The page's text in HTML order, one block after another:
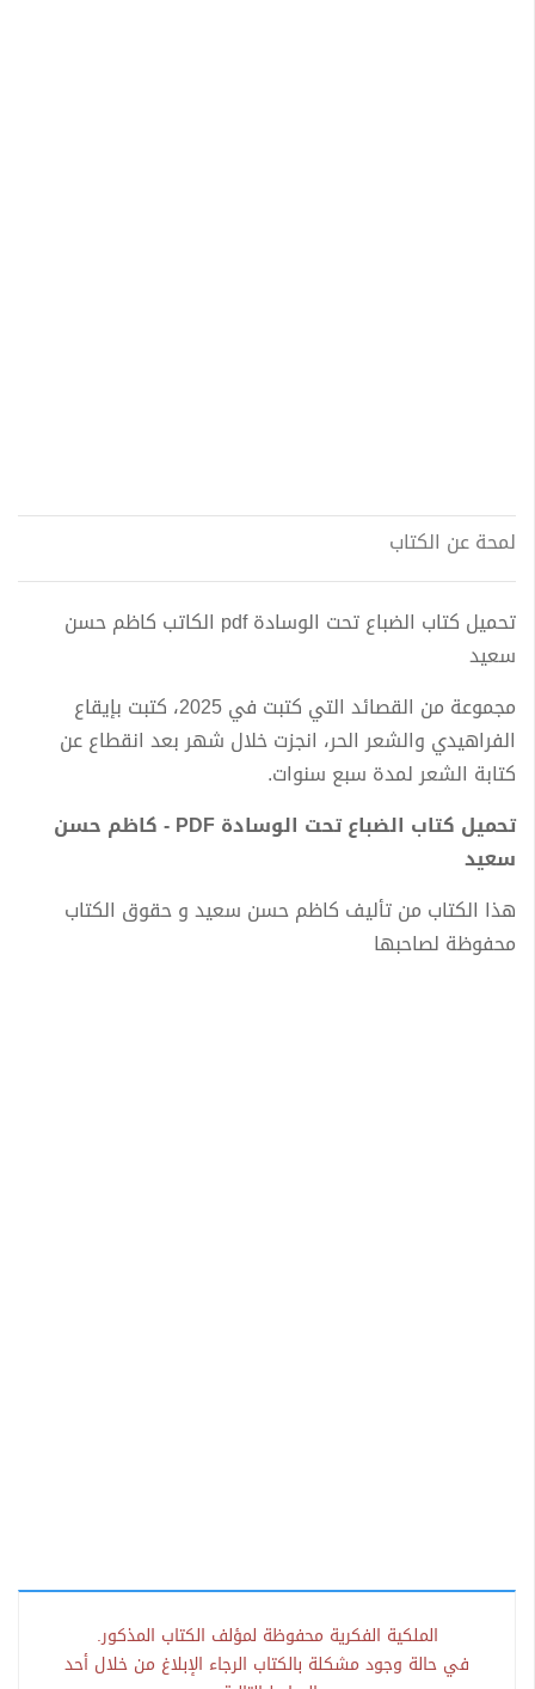
لمحة عن الكتاب
تحميل كتاب الضباع تحت الوسادة pdf الكاتب كاظم حسن
سعيد
مجموعة من القصائد التي كتبت في 2025، كتبت بإيقاع
الفراهيدي والشعر الحر، انجزت خلال شهر بعد انقطاع عن
كتابة الشعر لمدة سبع سنوات.
تحميل كتاب الضباع تحت الوسادة PDF - كاظم حسن
سعيد
هذا الكتاب من تأليف كاظم حسن سعيد و حقوق الكتاب
محفوظة لصاحبها
الملكية الفكرية محفوظة لمؤلف الكتاب المذكور.
في حالة وجود مشكلة بالكتاب الرجاء الإبلاغ من خلال أحد